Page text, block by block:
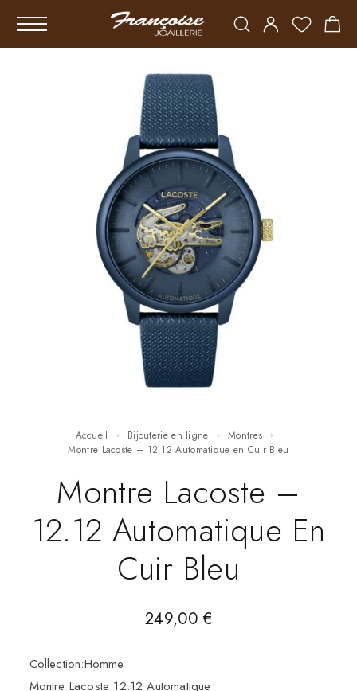
Accueil Bijouterie en ligne
Montres
Montre Lacoste – 12.12 Automatique en Cuir Bleu
Montre Lacoste –
12.12 Automatique En
Cuir Bleu
249,00€
Collection:Homme
Montre Lacoste 12.12 Automatique